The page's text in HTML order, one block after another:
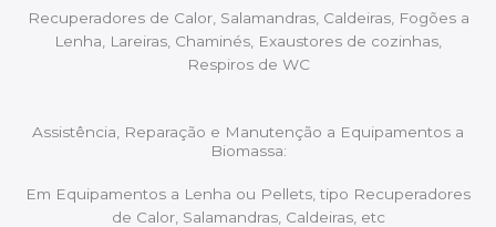
Recuperadores de Calor, Salamandras, Caldeiras, Fogões a
Lenha, Lareiras, Chaminés, Exaustores de cozinhas,
Respiros de WC
Assistência, Reparação e Manutenção a Equipamentos a
Biomassa:
Em Equipamentos a Lenha ou Pellets, tipo Recuperadores
de Calor, Salamandras, Caldeiras, etc